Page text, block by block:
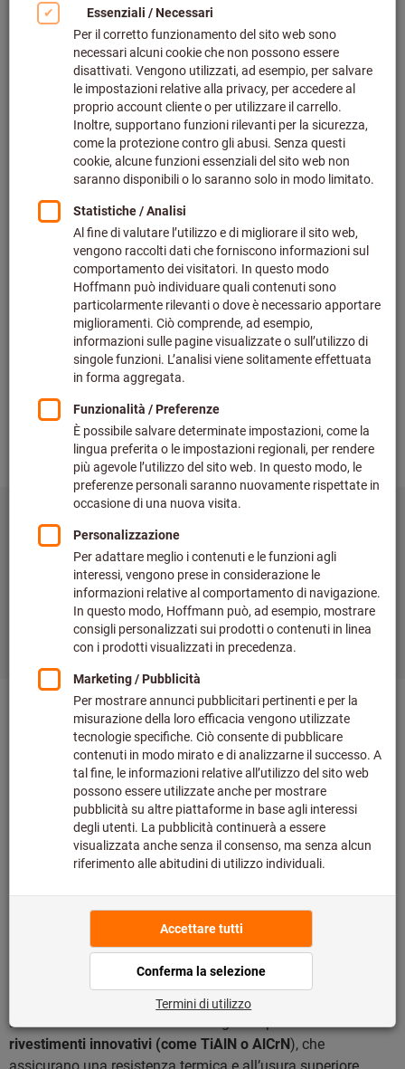
Frese per acciaio
Hoffmann Group ti offre un'ampia gamma di frese per
acciaio professionali, includendo marchi di eccellenza come
Garant, Holex, Iscar,Kyocera,Kennametal,Simteke molti
altri. Scegliendo un solo fornitore specializzato, potrai
semplificare le tue lavorazioni di fresatura su acciaio
usufruire di un listino scontato dedicato alla tua azienda,
accessibile direttamente tramite il tuo account eShop.
La scelta della fresa più adatta dipende da diversi fattori:
tipo di lavorazione(sgrossatura, copiatura, finitura),
profondità e ampiezza dell’intervento (fresa integrale o a
strategia di taglioadottata e parametri operativi. Le
frese professionali per la lavorazione dell’acciaio si
distinguono per il lororivestimento ad alta durezza e per
geometrie ottimizzate, concepite per garantire un'efficace
fondamentali per affrontare la robustezza dell’acciaio e
l’elevato volume di trucioli generato durante la lavorazione.
Per le tue esigenze di fresatura, potrai contare su
innovative: HPC(High Performance Cutting) per elevate
performance di taglio,MTC (Multi Task Cutting) ottimizzata
per macchine multitasking,HSC(High Speed Cutting) per
lavorazioni ad alta velocità,HFC(High Feed Cutting) per
avanzamenti rapidi, eTPC(Trochoidal Performance Cutting),
la tecnologia trocoidale più avanzata.
I marchi GARANT e HOLEX offrono utensili di alta qualità
progettati specificamente per ottenere prestazioni affidabili e
acciai comuni, legati e altolegati
Le frese GARANT si contraddistinguono per l’utilizzo di
rivestimenti innovativi (come TiAlN o AlCrN ), che